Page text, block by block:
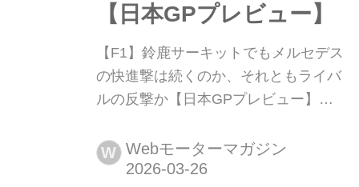
【日本GPプレビュー】
【F1】鈴鹿サーキットでもメルセデス
の快進撃は続くのか、それともライバ
ルの反撃か【日本GPプレビュー】
鹿サーキットで開幕する。2024年から
桜が咲き誇る時期に移行して、今年で
W Webモーターマガジン